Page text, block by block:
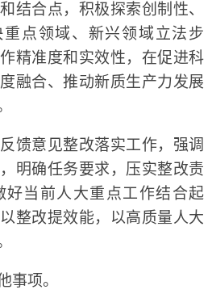
结合点，积极探索创制性、
重点领域、新兴领域立法步
精准度和实效性，在促进科
融合、推动新质生产力发展
意见整改落实工作，强调
明确任务要求，压实整改责
好当前人大重点工作结合起
整改提效能，以高质量人大
项。